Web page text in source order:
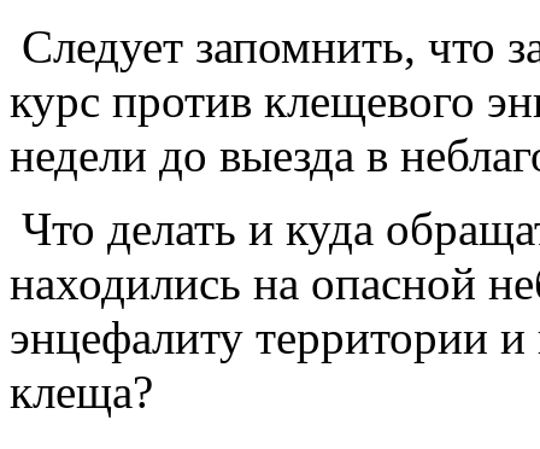
Следует запомнить, что
курс против клещевого
недели до выезда в
Что делать и куда
находились на опасной
энцефалиту территории
клеща?